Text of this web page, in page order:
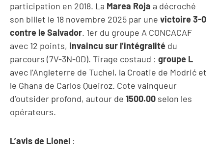
participation en 2018. La Marea Roja a décroché
son billet le 18 novembre 2025 par une victoire 3-0
contre le Salvador. 1er du groupe A CONCACAF
avec 12 points, invaincu sur l’intégralité du
parcours (7V-3N-0D). Tirage costaud : groupe L
avec l’Angleterre de Tuchel, la Croatie de Modrić et
le Ghana de Carlos Queiroz. Cote vainqueur
d’outsider profond, autour de 1500.00 selon les
opérateurs.
L’avis de Lionel :